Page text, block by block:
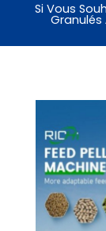
Si Vous
Granulés